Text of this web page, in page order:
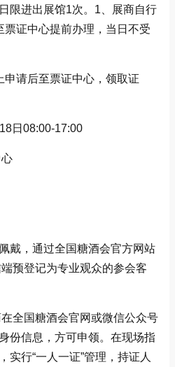
限进出展馆1次。1、展商自行
证中心提前办理，当日不受
请后至票证中心，领取证
日08:00-17:00
戴，通过全国糖酒会官方网站
预登记为专业观众的参会客
全国糖酒会官网或微信公众号
份信息，方可申领。在现场指
实行“一人一证”管理，持证人